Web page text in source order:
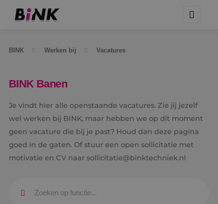
BINK Werken bij Vacatures
BINK Banen
Je vindt hier alle openstaande vacatures. Zie jij jezelf
wel werken bij BINK, maar hebben we op dit moment
geen vacature die bij je past? Houd dan deze pagina
goed in de gaten. Of stuur een open sollicitatie met
motivatie en CV naar sollicitatie@binktechniek.nl